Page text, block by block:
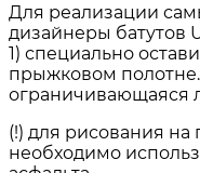
Для реализации
дизайнеры батутов
1) специально
прыжковом
ограничивающаяся
(!) для рисования
необходимо